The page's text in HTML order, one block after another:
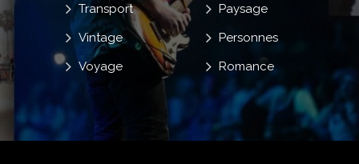
Paysage
Personnes
Romance
Transport
Vintage
Voyage